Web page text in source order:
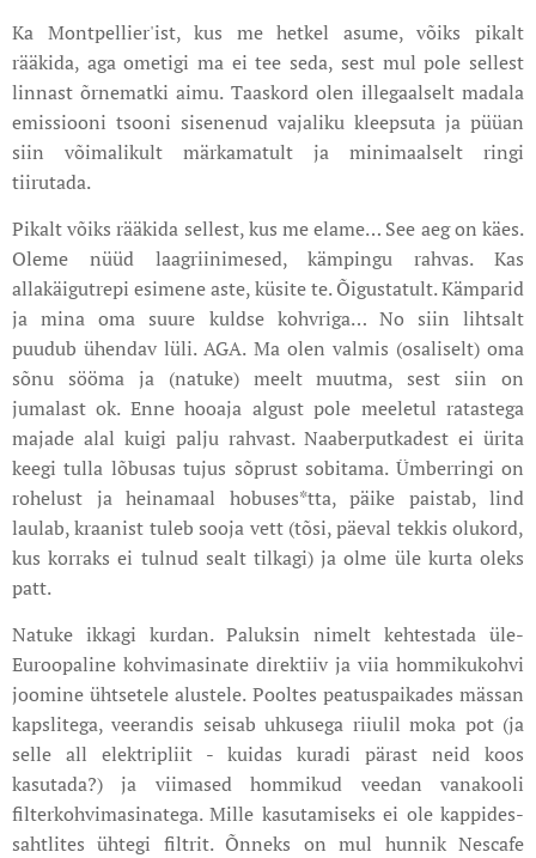
Ka Montpellier'ist, kus me hetkel asume, võiks pikalt
rääkida, aga ometigi ma ei tee seda, sest mul pole sellest
linnast õrnematki aimu. Taaskord olen illegaalselt madala
emissiooni tsooni sisenenud vajaliku kleepsuta ja püüan
siin võimalikult märkamatult ja minimaalselt ringi
tiirutada.
Pikalt võiks rääkida sellest, kus me elame… See aeg on käes.
Oleme nüüd laagriinimesed, kämpingu rahvas. Kas
allakäigutrepi esimene aste, küsite te. Õigustatult. Kämparid
ja mina oma suure kuldse kohvriga… No siin lihtsalt
puudub ühendav lüli. AGA. Ma olen valmis (osaliselt) oma
sõnu sööma ja (natuke) meelt muutma, sest siin on
jumalast ok. Enne hooaja algust pole meeletul ratastega
majade alal kuigi palju rahvast. Naaberputkadest ei ürita
keegi tulla lõbusas tujus sõprust sobitama. Ümberringi on
rohelust ja heinamaal hobuses*tta, päike paistab, lind
laulab, kraanist tuleb sooja vett (tõsi, päeval tekkis olukord,
kus korraks ei tulnud sealt tilkagi) ja olme üle kurta oleks
patt.
Natuke ikkagi kurdan. Paluksin nimelt kehtestada üle-
Euroopaline kohvimasinate direktiiv ja viia hommikukohvi
joomine ühtsetele alustele. Pooltes peatuspaikades mässan
kapslitega, veerandis seisab uhkusega riiulil moka pot (ja
selle all elektripliit - kuidas kuradi pärast neid koos
kasutada?) ja viimased hommikud veedan vanakooli
filterkohvimasinatega. Mille kasutamiseks ei ole kappides-
sahtlites ühtegi filtrit. Õnneks on mul hunnik Nescafe